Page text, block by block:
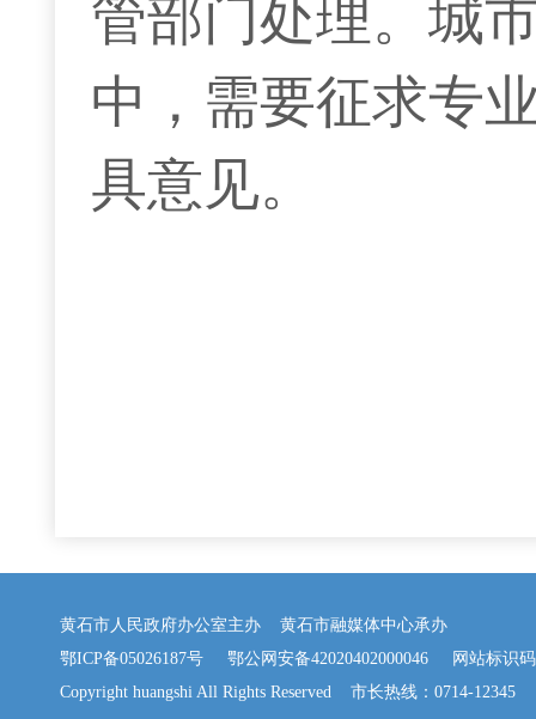
管部门处理。城
中，需要征求专
具意见。
黄石市人民政府办公室主办 黄石市融媒体中心承办
鄂ICP备05026187号
鄂公网安备42020402000046 网站标识码
Copyright huangshi All Rights Reserved 市长热线：0714-12345